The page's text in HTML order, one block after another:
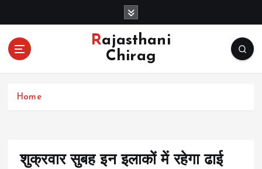
o
Rajasthani
Chirag
Home
शुक्रवार सुबह इन इलाकों में रहेगा ढाई